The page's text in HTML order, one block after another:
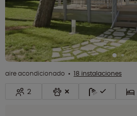
aire acondicionado 18 instalaciones
2